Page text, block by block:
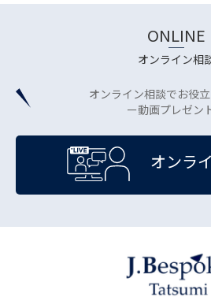
ONLINE
オンライン相
オンライン相談でお役
ー動画プレゼン
オンラ